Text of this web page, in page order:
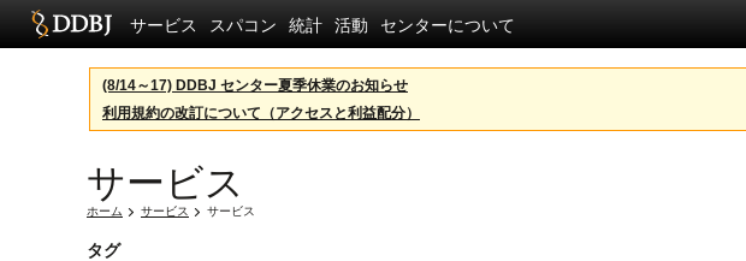
サービス スパコン 統計 活動 センターについて
(8/14～17) DDBJ センター夏季休業のお知らせ
利用規約の改訂について（アクセスと利益配分）
サービス
ホーム サービス サービス
タグ